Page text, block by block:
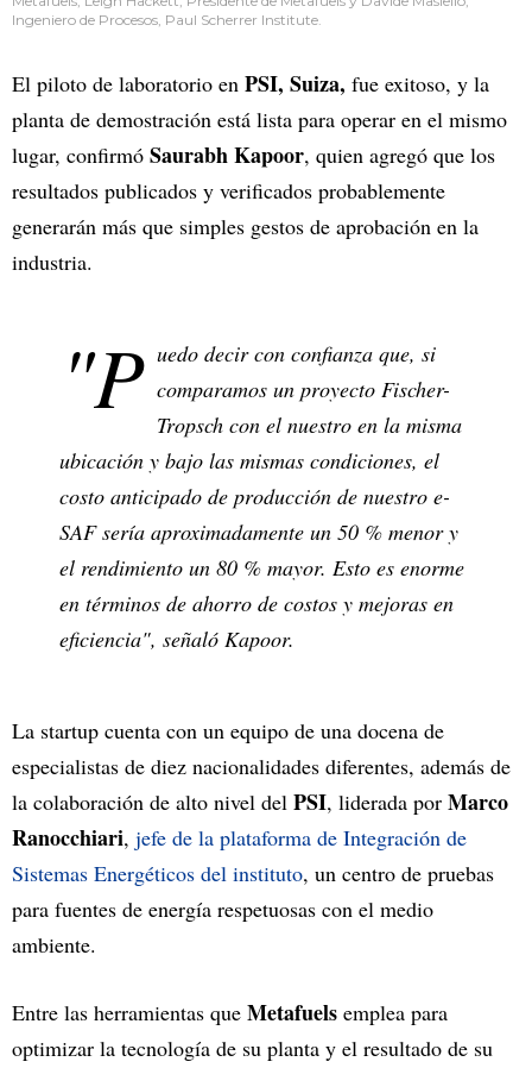
Ingeniero de Procesos, Paul Scherrer Institute.
El piloto de laboratorio en PSI, Suiza, fue exitoso, y la
planta de demostración está lista para operar en el mismo
lugar, confirmó Saurabh Kapoor, quien agregó que los
resultados publicados y verificados probablemente
generarán más que simples gestos de aprobación en la
industria.
"P uedo decir con confianza que, si
comparamos un proyecto Fischer-
Tropsch con el nuestro en la misma
ubicación y bajo las mismas condiciones, el
costo anticipado de producción de nuestro e-
SAF sería aproximadamente un 50 % menor y
el rendimiento un 80 % mayor. Esto es enorme
en términos de ahorro de costos y mejoras en
eficiencia", señaló Kapoor.
La startup cuenta con un equipo de una docena de
especialistas de diez nacionalidades diferentes, además de
la colaboración de alto nivel del PSI, liderada por Marco
Ranocchiari, jefe de la plataforma de Integración de
Sistemas Energéticos del instituto, un centro de pruebas
para fuentes de energía respetuosas con el medio
ambiente.
Entre las herramientas que Metafuels emplea para
optimizar la tecnología de su planta y el resultado de su